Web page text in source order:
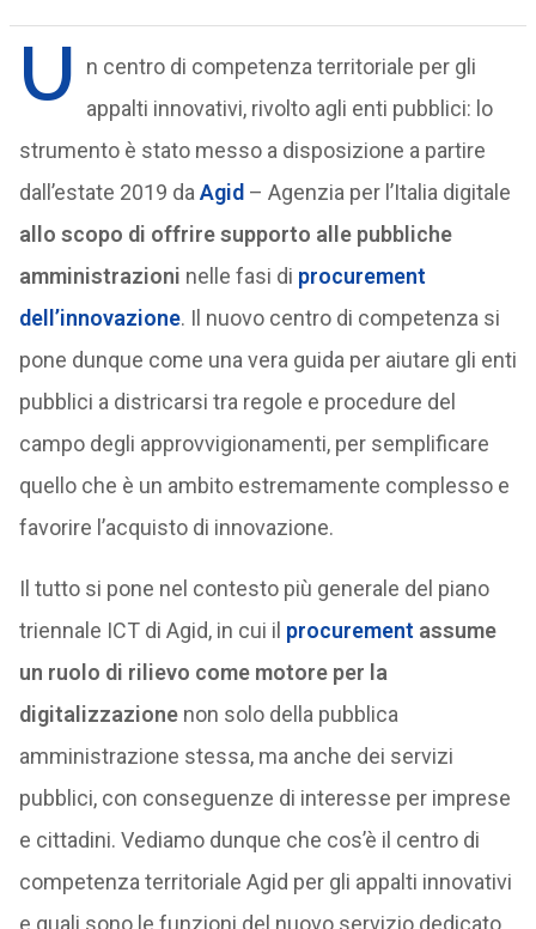
U
n centro di competenza territoriale per gli
appalti innovativi, rivolto agli enti pubblici: lo
strumento è stato messo a disposizione a partire
dall’estate 2019 da Agid – Agenzia per l’Italia digitale
allo scopo di offrire supporto alle pubbliche
amministrazioni nelle fasi di procurement
dell’innovazione. Il nuovo centro di competenza si
pone dunque come una vera guida per aiutare gli enti
pubblici a districarsi tra regole e procedure del
campo degli approvvigionamenti, per semplificare
quello che è un ambito estremamente complesso e
favorire l’acquisto di innovazione.
Il tutto si pone nel contesto più generale del piano
triennale ICT di Agid, in cui il procurement assume
un ruolo di rilievo come motore per la
digitalizzazionenon solo della pubblica
amministrazione stessa, ma anche dei servizi
pubblici, con conseguenze di interesse per imprese
e cittadini. Vediamo dunque che cos’è il centro di
competenza territoriale Agid per gli appalti innovativi
e quali sono le funzioni del nuovo servizio dedicato